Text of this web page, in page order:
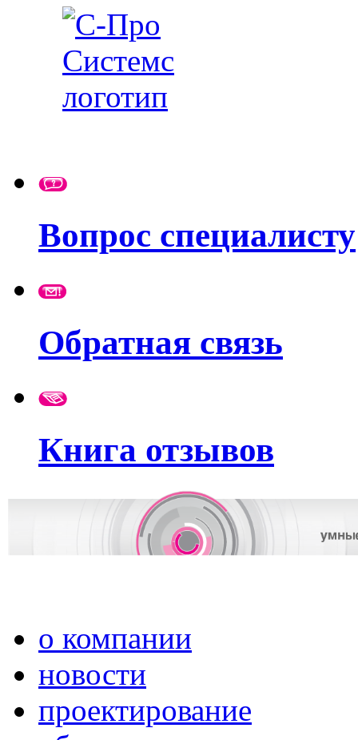
Вопрос специалисту
Обратная связь
Книга отзывов
о компании
новости
проектирование